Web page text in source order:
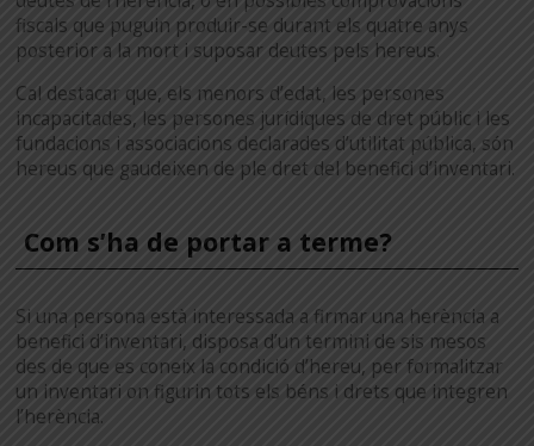
fiscals que puguin produir-se durant els quatre anys
posterior a la mort i suposar deutes pels hereus.
Cal destacar que, els menors d’edat, les persones
incapacitades, les persones jurídiques de dret públic i les
fundacions i associacions declarades d’utilitat pública, són
hereus que gaudeixen de ple dret del benefici d’inventari.
Com s’ha de portar a terme?
Si una persona està interessada a firmar una herència a
benefici d’inventari, disposa d’un termini de sis mesos
des de que es coneix la condició d’hereu, per formalitzar
un inventari on figurin tots els béns i drets que integren
l’herència.